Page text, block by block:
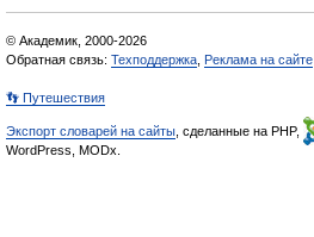
© Академик, 2000-2026
Обратная связь: Техподдержка Реклама на сайте
👣 Путешествия
Экспорт словарей на сайты , сделанные на PHP,
WordPress, MODx.